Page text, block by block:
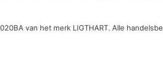
van het merk LIGTHART. Alle